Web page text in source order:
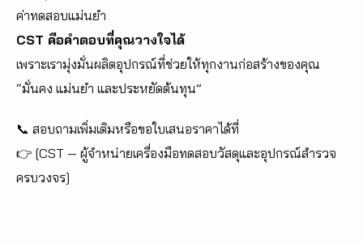
ค่าทดสอบแม่นยำ
CST คือคำตอบที่คุณวางใจได้
เพราะเรามุ่งมั่นผลิตอุปกรณ์ที่ช่วยให้ทุกงานก่อสร้างของคุณ
“มั่นคง แม่นยำ และประหยัดต้นทุน”
📞 สอบถามเพิ่มเติมหรือขอใบเสนอราคาได้ที่
👉 [CST — ผู้จำหน่ายเครื่องมือทดสอบวัสดุและอุปกรณ์สำรวจ
ครบวงจร]